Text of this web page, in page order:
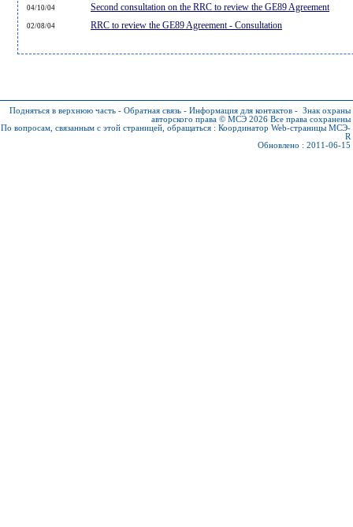
04/10/04 Second consultation on the RRC to review the GE89 Agreement
02/08/04 RRC to review the GE89 Agreement - Consultation
Подняться в верхнюю часть - Обратная связь - Информация для контактов - Знак охраны
авторского права © МСЭ 2026 Все права сохранены
По вопросам, связанным с этой страницей, обращаться : Координатор Web-страницы МСЭ-
R
Обновлено : 2011-06-15